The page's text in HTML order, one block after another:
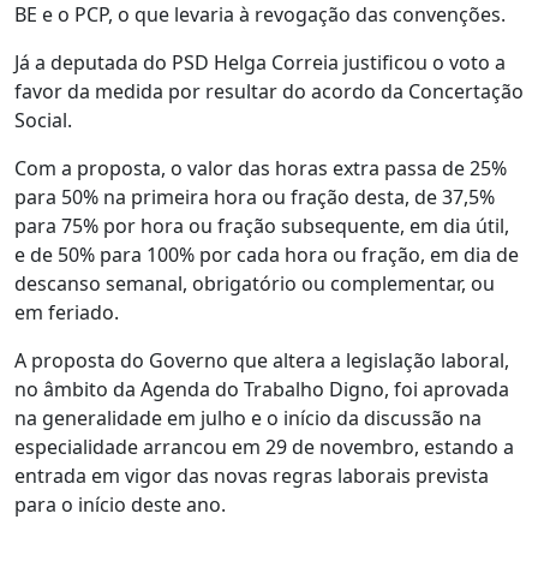
BE e o PCP, o que levaria à revogação das convenções.
Já a deputada do PSD Helga Correia justificou o voto a
favor da medida por resultar do acordo da Concertação
Social.
Com a proposta, o valor das horas extra passa de 25%
para 50% na primeira hora ou fração desta, de 37,5%
para 75% por hora ou fração subsequente, em dia útil,
e de 50% para 100% por cada hora ou fração, em dia de
descanso semanal, obrigatório ou complementar, ou
em feriado.
A proposta do Governo que altera a legislação laboral,
no âmbito da Agenda do Trabalho Digno, foi aprovada
na generalidade em julho e o início da discussão na
especialidade arrancou em 29 de novembro, estando a
entrada em vigor das novas regras laborais prevista
para o início deste ano.